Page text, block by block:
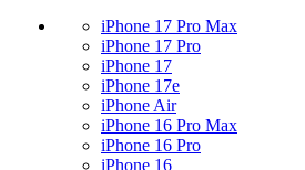
iPhone 17 Pro Max
iPhone 17 Pro
iPhone 17
iPhone 17e
iPhone Air
iPhone 16 Pro Max
iPhone 16 Pro
iPhone 16